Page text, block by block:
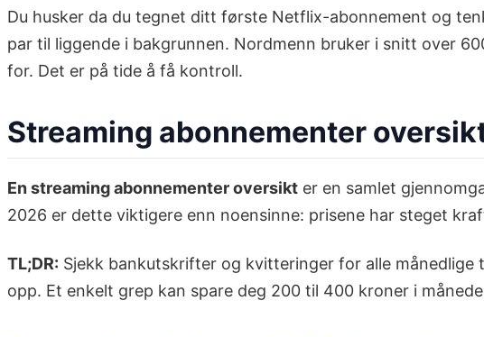
Du husker da du tegnet ditt første Netflix-abonnement og
par til liggende i bakgrunnen. Nordmenn bruker i snitt over
for. Det er på tide å få kontroll.
Streaming abonnementer
En streaming abonnementer oversikt er en samlet
2026 er dette viktigere enn noensinne: prisene har steget
TL;DR: Sjekk bankutskrifter og kvitteringer for alle månedlige
opp. Et enkelt grep kan spare deg 200 til 400 kroner i